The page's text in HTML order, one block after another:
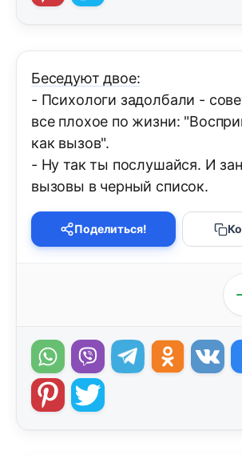
Беседуют двое:
- Психологи задолбали -
все плохое по жизни:
как вызов".
- Ну так ты послушайся. И
вызовы в черный список.
Поделиться!